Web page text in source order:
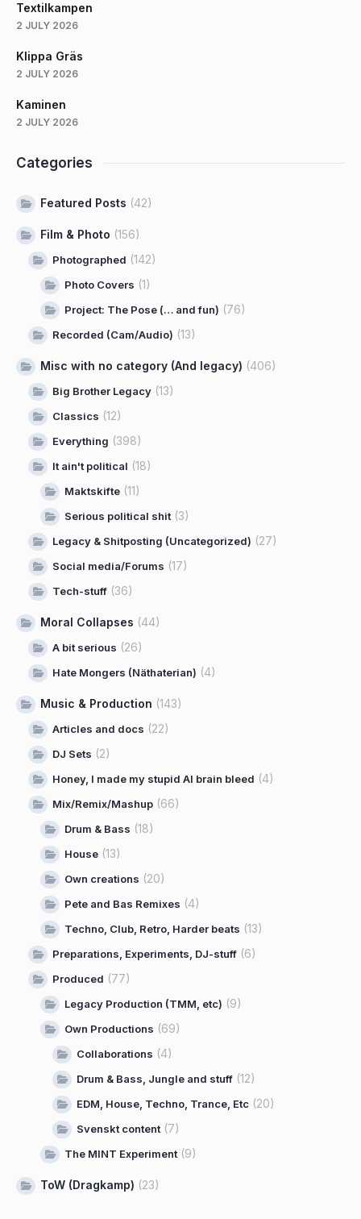
Textilkampen
2 JULY 2026
Klippa Gräs
2 JULY 2026
Kaminen
2 JULY 2026
Categories
Featured Posts (42)
Film & Photo (156)
Photographed (142)
Photo Covers (1)
Project: The Pose (… and fun) (76)
Recorded (Cam/Audio) (13)
Misc with no category (And legacy) (406)
Big Brother Legacy (13)
Classics (12)
Everything (398)
It ain't political (18)
Maktskifte (11)
Serious political shit(3)
Legacy & Shitposting (Uncategorized) (27)
Social media/Forums (17)
Tech-stuff (36)
Moral Collapses (44)
A bit serious (26)
Hate Mongers (Näthaterian) (4)
Music & Production (143)
Articles and docs (22)
DJ Sets (2)
Honey, I made my stupid AI brain bleed (4)
Mix/Remix/Mashup (66)
Drum & Bass (18)
House (13)
Own creations (20)
Pete and Bas Remixes (4)
Techno, Club, Retro, Harder beats (13)
Preparations, Experiments, DJ-stuff (6)
Produced (77)
Legacy Production (TMM, etc) (9)
Own Productions (69)
Collaborations (4)
Drum & Bass, Jungle and stuff (12)
EDM, House, Techno, Trance, Etc (20)
Svenskt content(7)
The MINT Experiment(9)
ToW (Dragkamp) (23)